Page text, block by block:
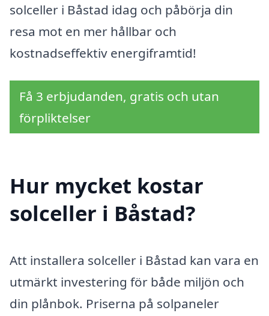
solceller i Båstad idag och påbörja din
resa mot en mer hållbar och
kostnadseffektiv energiframtid!
Få 3 erbjudanden, gratis och utan
förpliktelser
Hur mycket kostar
solceller i Båstad?
Att installera solceller i Båstad kan vara en
utmärkt investering för både miljön och
din plånbok. Priserna på solpaneler